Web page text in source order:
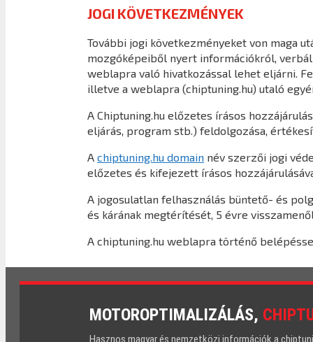
JOGI KÖVETKEZMÉNYEK
További jogi következményeket von maga
mozgóképeiből nyert információkról,
weblapra való hivatkozással lehet eljárni.
illetve a weblapra (chiptuning.hu) utaló
A Chiptuning.hu előzetes írásos
eljárás, program stb.) feldolgozása,
A chiptuning.hu domain név szerzői jogi
előzetes és kifejezett írásos
A jogosulatlan felhasználás büntető- és
és kárának megtérítését, 5 évre
A chiptuning.hu weblapra történő
MOTOROPTIMALIZÁLÁS,
Hasznos magyar és nemzetközi információk a